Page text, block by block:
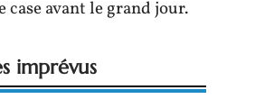
case avant le grand jour.
imprévus